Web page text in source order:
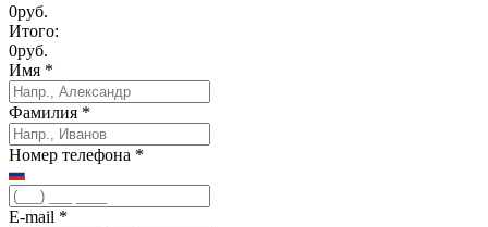
0руб.
Итого:
0руб.
Имя *
Фамилия *
Номер телефона *
E-mail *